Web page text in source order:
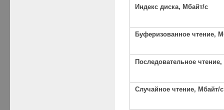
Индекс диска, Мбайт/с
Буферизованное чтение,
Последовательное
Случайное чтение, Мбайт/с